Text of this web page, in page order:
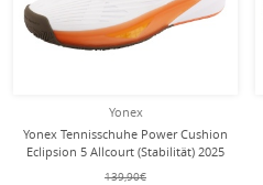
Yonex
Yonex Tennisschuhe Power Cushion
Eclipsion 5 Allcourt (Stabilität) 2025
weiss/braun Herren
139,90€